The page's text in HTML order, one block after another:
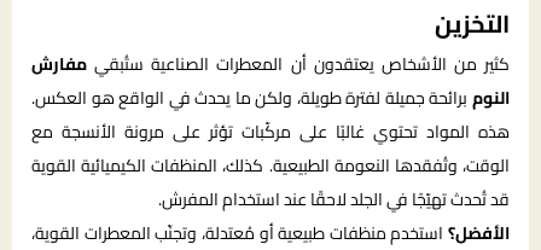
التخزين
كثير من الأشخاص يعتقدون أن المعطرات الصناعية ستُبقي مفارش
النومبرائحة جميلة لفترة طويلة، ولكن ما يحدث في الواقع هو العكس.
هذه المواد تحتوي غالبًا على مركّبات تؤثر على مرونة الأنسجة مع
الوقت، وتُفقدها النعومة الطبيعية. كذلك، المنظفات الكيميائية القوية
قد تُحدث تهيّجًا في الجلد لاحقًا عند استخدام المفرش.
الأفضل؟استخدم منظفات طبيعية أو مُعتدلة، وتجنّب المعطرات القوية،